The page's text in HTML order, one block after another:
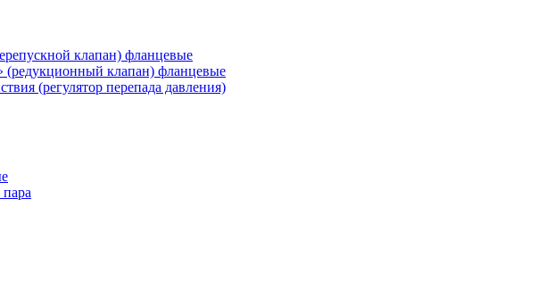
клапан) фланцевые
(редукционный клапан) фланцевые
(регулятор перепада давления)